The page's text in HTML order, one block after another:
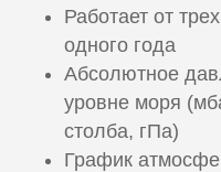
Работает от
одного года
Абсолютное
уровне моря
столба, гПа)
График